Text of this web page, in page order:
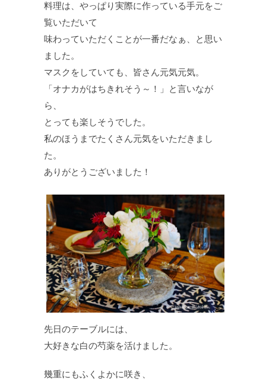
料理は、やっぱり実際に作っている手元をご
覧いただいて
味わっていただくことが一番だなぁ、と思い
ました。
マスクをしていても、皆さん元気元気。
「オナカがはちきれそう～！」と言いなが
ら、
とっても楽しそうでした。
私のほうまでたくさん元気をいただきまし
た。
ありがとうございました！
先日のテーブルには、
大好きな白の芍薬を活けました。
幾重にもふくよかに咲き、